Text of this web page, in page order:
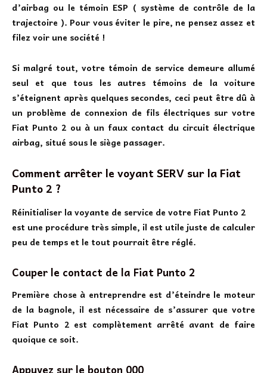
d’airbag ou le témoin ESP ( système de contrôle de la
trajectoire ). Pour vous éviter le pire, ne pensez assez et
filez voir une société !
Si malgré tout, votre témoin de service demeure allumé
seul et que tous les autres témoins de la voiture
s’éteignent après quelques secondes, ceci peut être dû à
un problème de connexion de fils électriques sur votre
Fiat Punto 2 ou à un faux contact du circuit électrique
airbag, situé sous le siège passager.
Comment arrêter le voyant SERV sur la Fiat
Punto 2 ?
Réinitialiser la voyante de service de votre Fiat Punto 2
est une procédure très simple, il est utile juste de calculer
peu de temps et le tout pourrait être réglé.
Couper le contact de la Fiat Punto 2
Première chose à entreprendre est d’éteindre le moteur
de la bagnole, il est nécessaire de s’assurer que votre
Fiat Punto 2 est complètement arrêté avant de faire
quoique ce soit.
Appuyez sur le bouton 000